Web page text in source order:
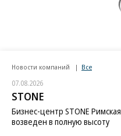
Новости компаний Все
07.08.2026
STONE
Бизнес-центр STONE Римская
возведен в полную высоту